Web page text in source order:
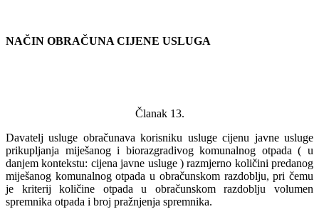
NAČIN OBRAČUNA CIJENE USLUGA
Članak 13.
Davatelj usluge obračunava korisniku usluge cijenu javne usluge
prikupljanja miješanog i biorazgradivog komunalnog otpada ( u
danjem kontekstu: cijena javne usluge ) razmjerno količini predanog
miješanog komunalnog otpada u obračunskom razdoblju, pri čemu
je kriterij količine otpada u obračunskom razdoblju volumen
spremnika otpada i broj pražnjenja spremnika.